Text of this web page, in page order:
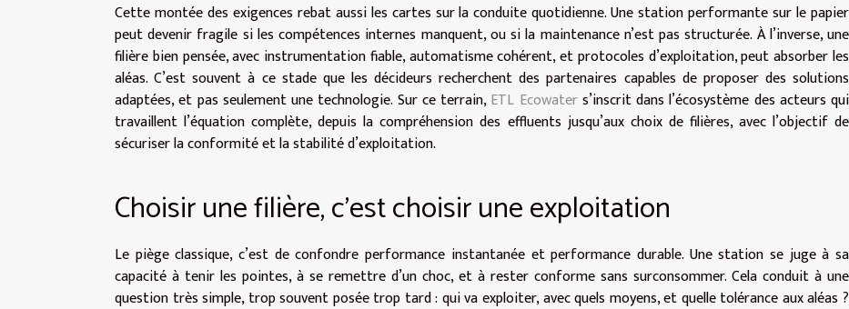
Cette montée des exigences rebat aussi les cartes sur la conduite quotidienne. Une station performante sur le papier
peut devenir fragile si les compétences internes manquent, ou si la maintenance n’est pas structurée. À l’inverse, une
filière bien pensée, avec instrumentation fiable, automatisme cohérent, et protocoles d’exploitation, peut absorber les
aléas. C’est souvent à ce stade que les décideurs recherchent des partenaires capables de proposer des solutions
adaptées, et pas seulement une technologie. Sur ce terrain,ETL Ecowaters’inscrit dans l’écosystème des acteurs qui
travaillent l’équation complète, depuis la compréhension des effluents jusqu’aux choix de filières, avec l’objectif de
sécuriser la conformité et la stabilité d’exploitation.
Choisir une filière, c’est choisir une exploitation
Le piège classique, c’est de confondre performance instantanée et performance durable. Une station se juge à sa
capacité à tenir les pointes, à se remettre d’un choc, et à rester conforme sans surconsommer. Cela conduit à une
question très simple, trop souvent posée trop tard : qui va exploiter, avec quels moyens, et quelle tolérance aux aléas ?